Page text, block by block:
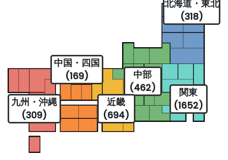
北海道・東北
(318)
関東
(1652)
中部
(462)
近畿
(694)
中国・四国
(169)
九州・沖縄
(309)